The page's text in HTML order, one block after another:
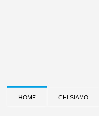
HOME CHI SIAMO